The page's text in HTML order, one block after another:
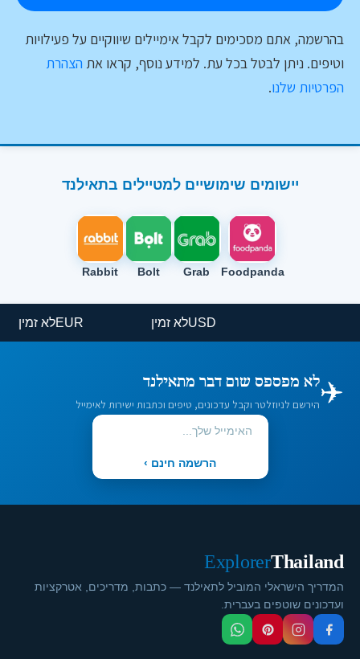
בהרשמה, אתם מסכימים לקבל אימיילים שיווקיים על פעילויות
וטיפים. ניתן לבטל בכל עת. למידע נוסף, קראו את הצהרת
הפרטיות שלנו.
יישומים שימושיים למטיילים בתאילנד
Foodpanda
Grab
Bolt
Rabbit
USDלא זמין EURלא
✈️לא מפספס שום דבר מתאילנד
הירשם לניוזלטר וקבל עדכונים, טיפים וכתבות ישירות לאימייל
הרשמה חינם ›
Thailand
Explorer
המדריך הישראלי המוביל לתאילנד — כתבות, מדריכים, אטרקציות
ועדכונים שוטפים בעברית.